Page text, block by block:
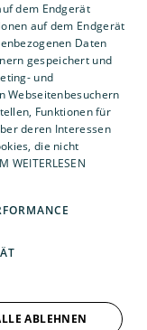
dem Endgerät
auf dem Endgerät
Daten
gespeichert und
und
Webseitenbesuchern
Funktionen für
deren Interessen
die nicht
WEITERLESEN
ABLEHNEN